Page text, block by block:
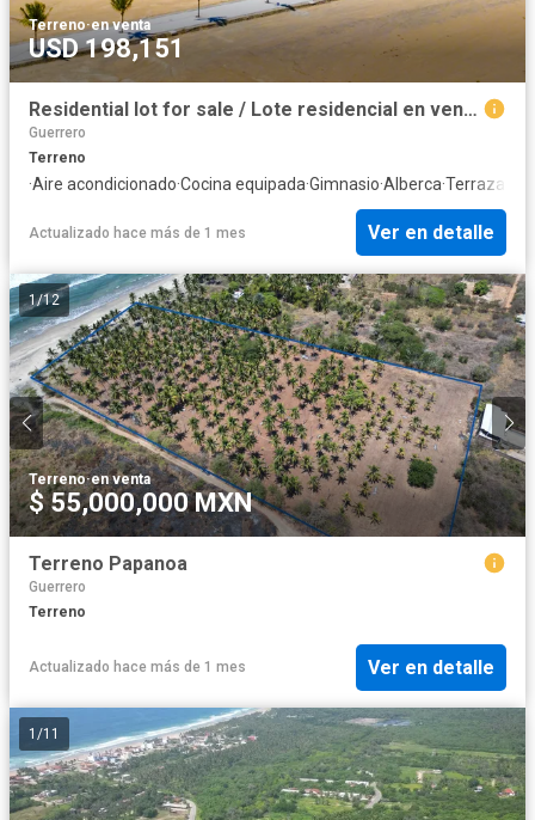
Terreno·en venta
USD 198,151
Residential lot for sale / Lote residencial en venta en Zihuatanejo
Guerrero
Terreno
·Aire acondicionado·Cocina equipada·Gimnasio·Alberca·Terraza
Actualizado hace más de 1 mes Ver en detalle
1/12
Terreno·en venta
$ 55,000,000 MXN
Terreno Papanoa
Guerrero
Terreno
Actualizado hace más de 1 mes Ver en detalle
1 /11